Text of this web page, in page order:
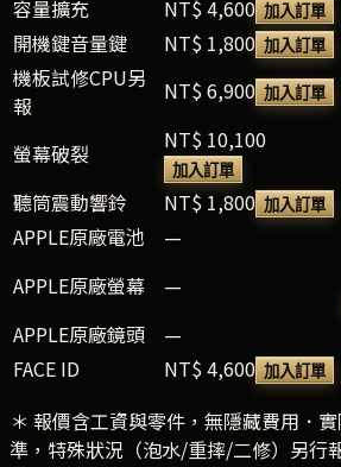
容量擴充
NT$ 4,600 加入訂單
開機鍵音量鍵
NT$ 1,800 加入訂單
機板試修CPU另
報
NT$ 6,900 加入訂單
螢幕破裂 NT$ 10,100
加入訂單
聽筒震動響鈴
NT$ 1,800 加入訂單
APPLE原廠電池
—
APPLE原廠螢幕 —
APPLE原廠鏡頭 —
FACE ID NT$ 4,600 加入訂單
＊ 報價含工資與零件，無隱藏費用．
準，特殊狀況（泡水/重摔/二修）另行